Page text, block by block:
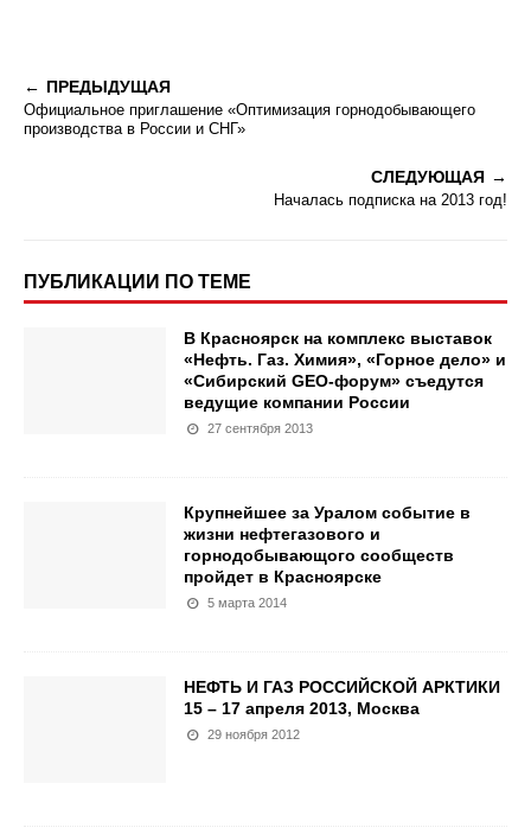
ПРЕДЫДУЩАЯ
Официальное приглашение «Оптимизация горнодобывающего
производства в России и СНГ»
СЛЕДУЮЩАЯ
Началась подписка на 2013 год!
ПУБЛИКАЦИИ ПО ТЕМЕ
В Красноярск на комплекс выставок
«Нефть. Газ. Химия», «Горное дело» и
«Сибирский GEO-форум» съедутся
ведущие компании России
27 сентября 2013
Крупнейшее за Уралом событие в
жизни нефтегазового и
горнодобывающого сообществ
пройдет в Красноярске
5 марта 2014
НЕФТЬ И ГАЗ РОССИЙСКОЙ АРКТИКИ
15 – 17 апреля 2013, Москва
29 ноября 2012